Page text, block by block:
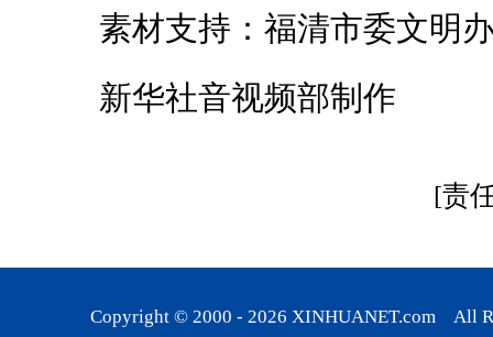
素材支持：福清市委文明
新华社音视频部制作
[责
Copyright © 2000 - 2026 XINHUANET.com All